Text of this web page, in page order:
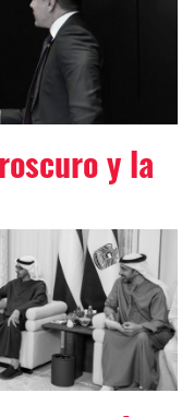
y la